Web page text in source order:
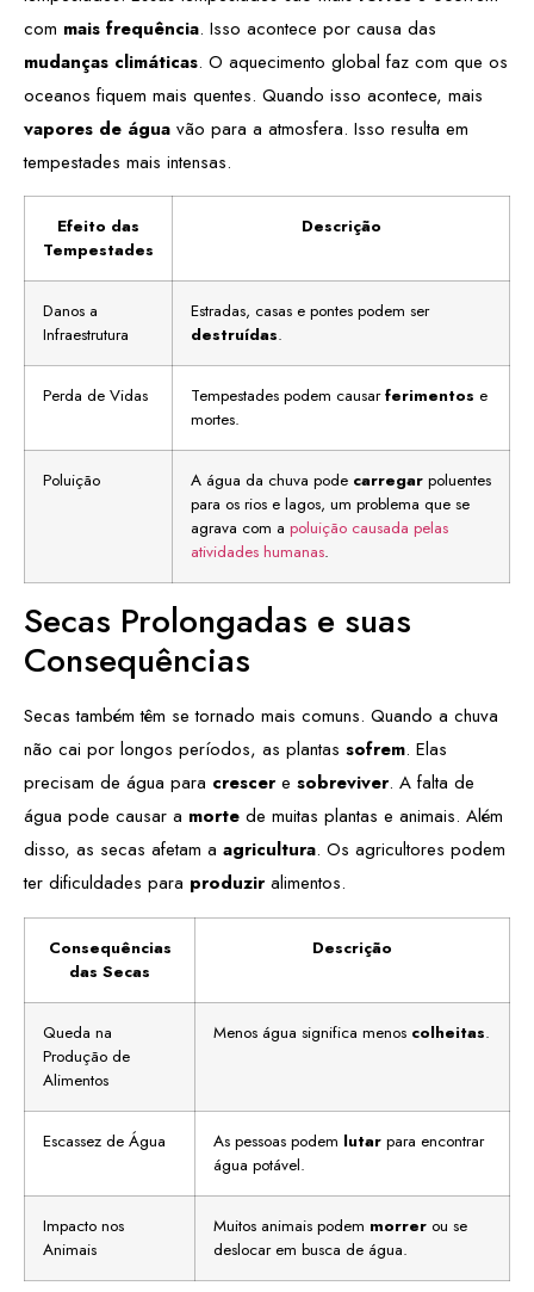
com mais frequência. Isso acontece por causa das
mudanças climáticas. O aquecimento global faz com que os
oceanos fiquem mais quentes. Quando isso acontece, mais
vapores de água vão para a atmosfera. Isso resulta em
tempestades mais intensas.
Efeito das
Tempestades
Descrição
Danos a
Infraestrutura
Estradas, casas e pontes podem ser
destruídas.
Perda de Vidas Tempestades podem causarferimentos e
mortes.
Poluição A água da chuva pode carregar poluentes
para os rios e lagos, um problema que se
agrava com a poluição causada pelas
atividades humanas.
Secas Prolongadas e suas
Consequências
Secas também têm se tornado mais comuns. Quando a chuva
não cai por longos períodos, as plantas sofrem. Elas
precisam de água para crescere sobreviver. A falta de
água pode causar a morte de muitas plantas e animais. Além
disso, as secas afetam a agricultura. Os agricultores podem
ter dificuldades para produziralimentos.
Consequências
das Secas
Descrição
Queda na
Produção de
Alimentos
Menos água significa menos colheitas.
Escassez de Água As pessoas podem lutar para encontrar
água potável.
Impacto nos
Animais
Muitos animais podem morrer ou se
deslocar em busca de água.